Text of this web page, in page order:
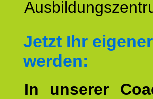
Jetzt Ihr
werden:
In unserer